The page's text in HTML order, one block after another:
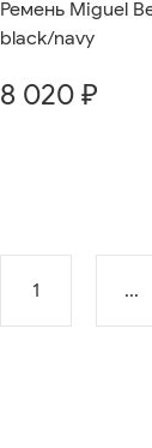
Ремень Miguel
black/navy
8 020 ₽
1 ...